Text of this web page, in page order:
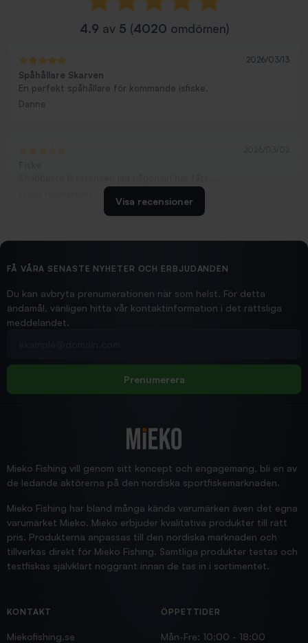
4.9 av 5 (4020 omdömen)
2026/03/13
Spåhållare Skarven
En perfekt spåhållare för kommande isfiske.
Danne
2026/02/19
Hittade exakt vad jag behövde. Snabb och bra...
Jensa
Visa recensioner
FÅ VÅRA SENASTE NYHETER OCH ERBJUDANDEN
Du kan avbryta prenumerationen när som helst. För detta
ändamål, vänligen hitta vår kontaktinformation i det rättsliga
meddelandet.
Prenumerera
Mieko Fishing vill genom sitt koncept och engagemang, bli en av
de ledande aktörerna på den nordiska sportfiskemarknaden.
Mieko Fishing har bland många kända varumärken även det egna
varumärket Mieko. Mieko erbjuder kvalitativa produkter till rätt
pris. Produkterna anpassas till den nordiska marknaden och
tillverkas direkt för Mieko Fishing. Samtliga produkter testas och
testfiskas självklart noggrant innan de tas in i sortimentet.
KONTAKT
Miekofishing.se
ÖPPETTIDER
Mån-Fre: 10:00 - 18:00